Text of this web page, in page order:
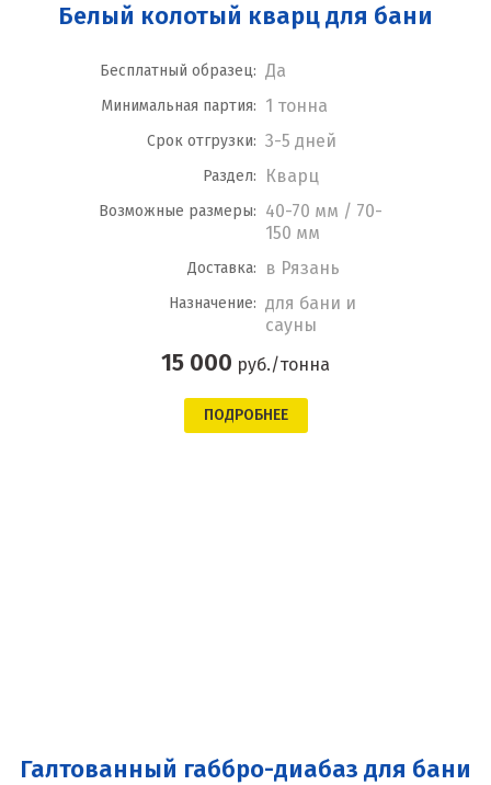
Белый колотый кварц для бани
Бесплатный образец: Да
Минимальная партия: 1 тонна
Срок отгрузки: 3-5 дней
Раздел: Кварц
Возможные размеры: 40-70 мм / 70-
150 мм
Доставка: в Рязань
Назначение: для бани и
сауны
15 000 руб./тонна
ПОДРОБНЕЕ
Галтованный габбро-диабаз для бани